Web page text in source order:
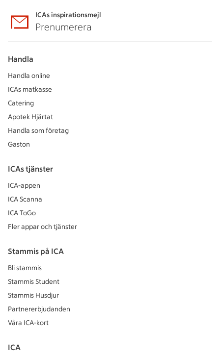
ICAs inspirationsmejl
Prenumerera
Handla
Handla online
ICAs matkasse
Catering
Apotek Hjärtat
Handla som företag
Gaston
ICAs tjänster
ICA-appen
ICA Scanna
ICA ToGo
Fler appar och tjänster
Stammis på ICA
Bli stammis
Stammis Student
Stammis Husdjur
Partnererbjudanden
Våra ICA-kort
ICA